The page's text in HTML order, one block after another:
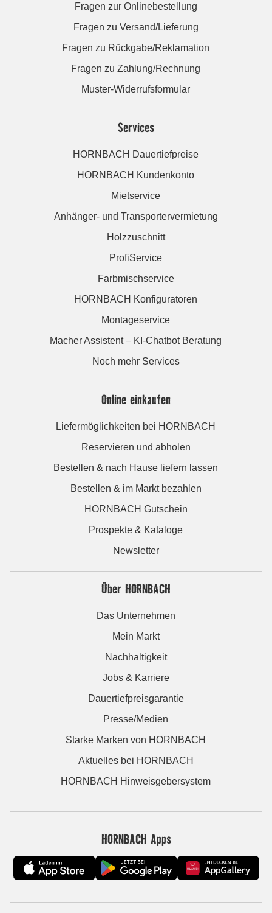
Fragen zur Onlinebestellung
Fragen zu Versand/Lieferung
Fragen zu Rückgabe/Reklamation
Fragen zu Zahlung/Rechnung
Muster-Widerrufsformular
Services
HORNBACH Dauertiefpreise
HORNBACH Kundenkonto
Mietservice
Anhänger- und Transportervermietung
Holzzuschnitt
ProfiService
Farbmischservice
HORNBACH Konfiguratoren
Montageservice
Macher Assistent – KI-Chatbot Beratung
Noch mehr Services
Online einkaufen
Liefermöglichkeiten bei HORNBACH
Reservieren und abholen
Bestellen & nach Hause liefern lassen
Bestellen & im Markt bezahlen
HORNBACH Gutschein
Prospekte & Kataloge
Newsletter
Über HORNBACH
Das Unternehmen
Mein Markt
Nachhaltigkeit
Jobs & Karriere
Dauertiefpreisgarantie
Presse/Medien
Starke Marken von HORNBACH
Aktuelles bei HORNBACH
HORNBACH Hinweisgebersystem
HORNBACH Apps